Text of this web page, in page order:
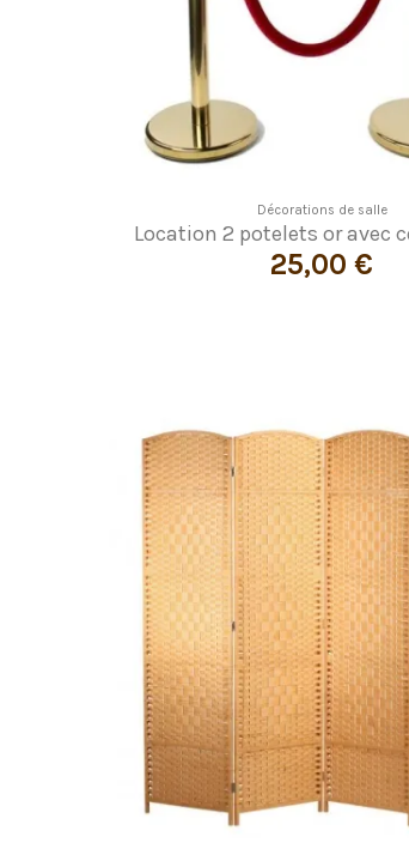
Décorations de salle
Location 2 potelets or avec
25,00 €